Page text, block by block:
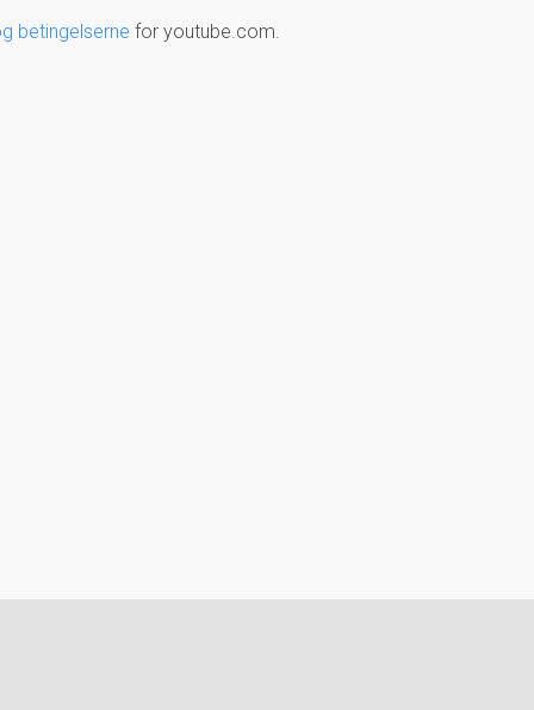
betingelserne for youtube.com.